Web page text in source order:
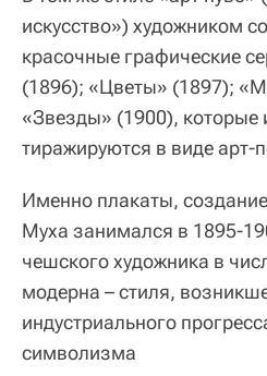
искусство») художником
красочные графические
(1896); «Цветы» (1897);
«Звезды» (1900), которые
тиражируются в виде
Именно плакаты,
Муха занимался в
чешского художника в
модерна – стиля,
индустриального
символизма